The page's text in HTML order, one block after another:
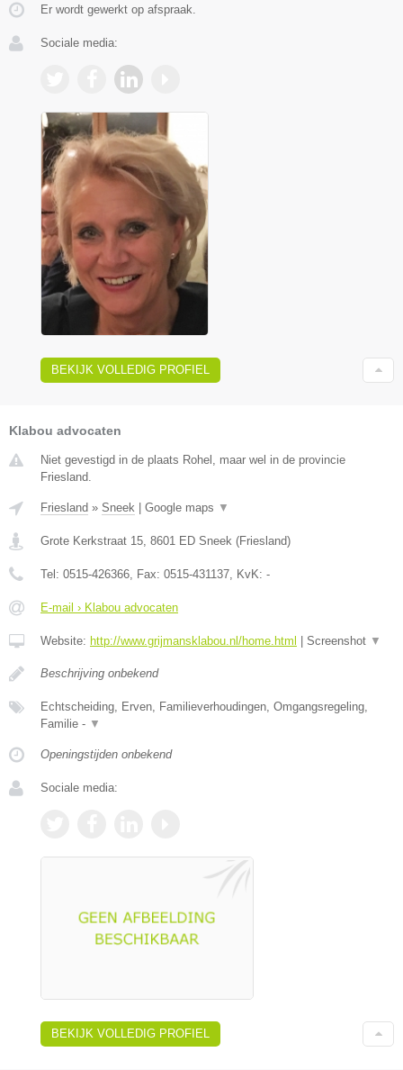
Er wordt gewerkt op afspraak.
Sociale media:
BEKIJK VOLLEDIG PROFIEL
Klabou advocaten
Niet gevestigd in de plaats Rohel, maar wel in de provincie
Friesland.
Friesland » Sneek Google maps ▼
Grote Kerkstraat 15, 8601 ED Sneek (Friesland)
Tel: 0515-426366, Fax: 0515-431137, KvK: -
E-mail › Klabou advocaten
Website: http://www.grijmansklabou.nl/home.html Screenshot ▼
Beschrijving onbekend
Echtscheiding, Erven, Familieverhoudingen, Omgangsregeling,
Familie - ▼
Openingstijden onbekend
Sociale media:
BEKIJK VOLLEDIG PROFIEL